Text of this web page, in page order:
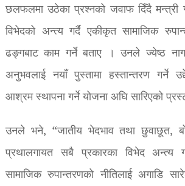
छलफलमा उठेका प्रश्नको जवाफ दिँदै
विभेदको अन्त्य गर्दै एकीकृत सामाजिक
ढङ्गबाट काम गर्ने बताए । उनले ज्येष्ठ
अनुभवलाई नयाँ पुस्तामा हस्तान्तरण गर्ने
आश्रम स्थापना गर्ने योजना अघि सारिएको
उनले भने, “जातीय भेदभाव तथा छुवाछूत,
प्रथालगायत सबै प्रकारका विभेद अन्त्य
सामाजिक रुपान्तरणको नीतिलाई अगाडि